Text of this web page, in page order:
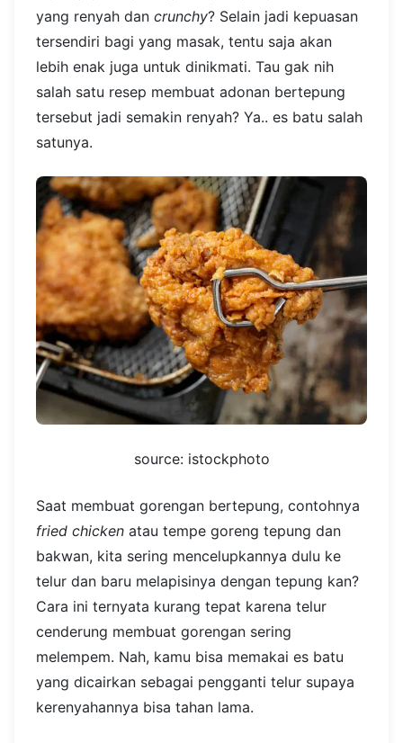
yang renyah dan crunchy? Selain jadi kepuasan
tersendiri bagi yang masak, tentu saja akan
lebih enak juga untuk dinikmati. Tau gak nih
salah satu resep membuat adonan bertepung
tersebut jadi semakin renyah? Ya.. es batu salah
satunya.
source: istockphoto
Saat membuat gorengan bertepung, contohnya
fried chicken atau tempe goreng tepung dan
bakwan, kita sering mencelupkannya dulu ke
telur dan baru melapisinya dengan tepung kan?
Cara ini ternyata kurang tepat karena telur
cenderung membuat gorengan sering
melempem. Nah, kamu bisa memakai es batu
yang dicairkan sebagai pengganti telur supaya
kerenyahannya bisa tahan lama.